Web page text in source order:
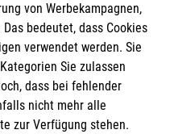
von Werbekampagnen,
bedeutet, dass Cookies
verwendet werden. Sie
Sie zulassen
dass bei fehlender
nicht mehr alle
zur Verfügung stehen.